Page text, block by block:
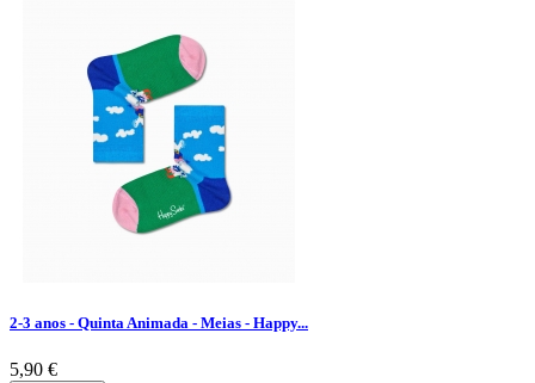
2-3 anos - Quinta Animada - Meias - Happy...
5,90 €